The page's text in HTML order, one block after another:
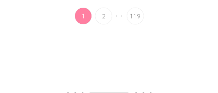
1 2 ... 119